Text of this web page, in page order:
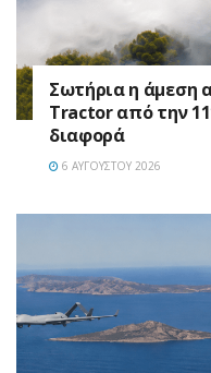
Σωτήρια η άμεση
Tractor από την
διαφορά
6 ΑΥΓΟΎΣΤΟΥ 2026